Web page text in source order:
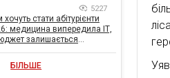
5227
хочуть стати абітурієнти
медицина випередила ІТ,
залишається
БІЛЬШЕ